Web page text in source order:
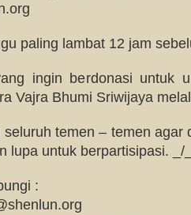
paling lambat 12 jam
ingin berdonasi untuk
Vajra Bhumi Sriwijaya
temen – temen agar
lupa untuk berpartisipasi. _/
: